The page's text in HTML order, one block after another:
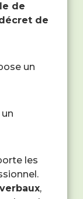
de
de
un
un
les
,